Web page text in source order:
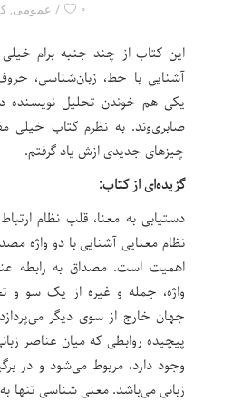
عمومی, ۰
این کتاب از چند جنبه برام
آشنایی با خط، زبان‌شناسی،
یکی هم خوندن تحلیل نویسنده
صابری‌وند. به نظرم کتاب خیلی
چیزهای جدیدی ازش یاد گرفتم.
گزیده‌ای از کتاب:
دستیابی به معنا، قلب نظام
نظام معنایی آشنایی با دو واژه
اهمیت است. مصداق به رابطه
واژه، جمله و غیره از یک سو و
جهان خارج از سوی دیگر
پیچیده روابطی که میان عناصر
وجود دارد، مربوط می‌شود و در
زبانی می‌باشد. معنی شناسی تنها